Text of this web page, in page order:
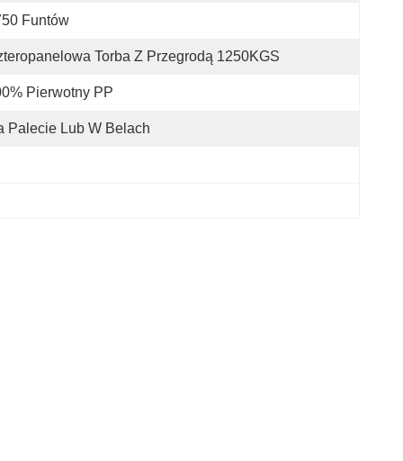
Funtów
Torba Z Przegrodą 1250KGS
Pierwotny PP
Palecie Lub W Belach